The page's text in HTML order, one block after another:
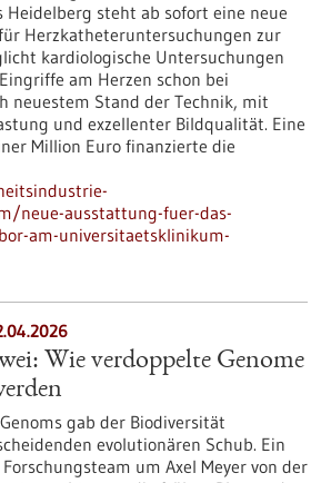
steht ab sofort eine neue
Herzkatheteruntersuchungen zur
kardiologische Untersuchungen
am Herzen schon bei
neuestem Stand der Technik, mit
und exzellenter Bildqualität. Eine
Million Euro finanzierte die
neue-ausstattung-fuer-das-
am-universitaetsklinikum-
Wie verdoppelte Genome
gab der Biodiversität
evolutionären Schub. Ein
um Axel Meyer von der